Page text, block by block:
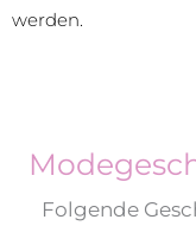
werden.
Folgende